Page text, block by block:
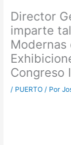
Director
imparte
Modernas
Congreso
/ PUERTO / Por